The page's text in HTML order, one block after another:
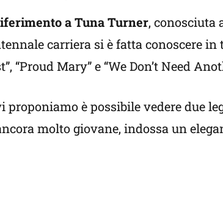
a Tuna Turner, conosciuta
carriera si è fatta conoscere in
“Proud Mary” e “We Don’t Need
proponiamo è possibile vedere due
molto giovane, indossa un